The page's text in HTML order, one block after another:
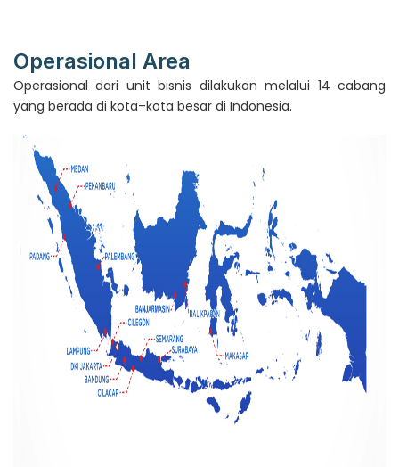
Operasional Area
Operasional dari unit bisnis dilakukan melalui 14 cabang
yang berada di kota–kota besar di Indonesia.